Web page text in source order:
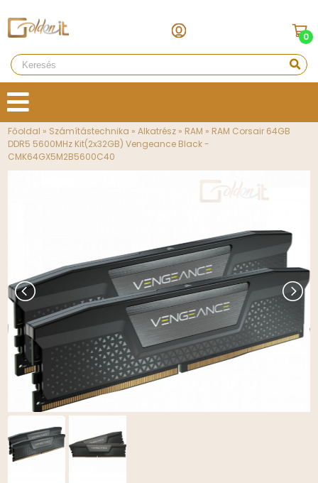
0
Főoldal » Számítástechnika »Alkatrész » RAM » RAM Corsair 64GB
DDR5 5600MHz Kit(2x32GB) Vengeance Black -
CMK64GX5M2B5600C40